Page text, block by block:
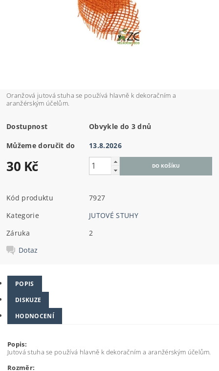
Oranžová jutová stuha se používá hlavně k dekoračním a
aranžérským účelům.
Dostupnost Obvykle do 3 dnů
Můžeme doručit do 13.8.2026
30 Kč
Kód produktu
7927
Kategorie
JUTOVÉ STUHY
Záruka
2
Dotaz
POPIS
DISKUZE
HODNOCENÍ
Popis:
Jutová stuha se používá hlavně k dekoračním a aranžérským účelům.
Rozměr: